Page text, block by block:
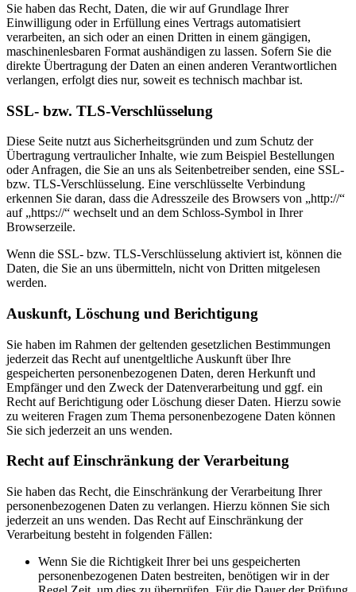
Sie haben das Recht, Daten, die wir auf Grundlage Ihrer
Einwilligung oder in Erfüllung eines Vertrags automatisiert
verarbeiten, an sich oder an einen Dritten in einem gängigen,
maschinenlesbaren Format aushändigen zu lassen. Sofern Sie die
direkte Übertragung der Daten an einen anderen Verantwortlichen
verlangen, erfolgt dies nur, soweit es technisch machbar ist.
SSL- bzw. TLS-Verschlüsselung
Diese Seite nutzt aus Sicherheitsgründen und zum Schutz der
Übertragung vertraulicher Inhalte, wie zum Beispiel Bestellungen
oder Anfragen, die Sie an uns als Seitenbetreiber senden, eine SSL-
bzw. TLS-Verschlüsselung. Eine verschlüsselte Verbindung
erkennen Sie daran, dass die Adresszeile des Browsers von „http://“
auf „https://“ wechselt und an dem Schloss-Symbol in Ihrer
Browserzeile.
Wenn die SSL- bzw. TLS-Verschlüsselung aktiviert ist, können die
Daten, die Sie an uns übermitteln, nicht von Dritten mitgelesen
werden.
Auskunft, Löschung und Berichtigung
Sie haben im Rahmen der geltenden gesetzlichen Bestimmungen
jederzeit das Recht auf unentgeltliche Auskunft über Ihre
gespeicherten personenbezogenen Daten, deren Herkunft und
Empfänger und den Zweck der Datenverarbeitung und ggf. ein
Recht auf Berichtigung oder Löschung dieser Daten. Hierzu sowie
zu weiteren Fragen zum Thema personenbezogene Daten können
Sie sich jederzeit an uns wenden.
Recht auf Einschränkung der Verarbeitung
Sie haben das Recht, die Einschränkung der Verarbeitung Ihrer
personenbezogenen Daten zu verlangen. Hierzu können Sie sich
jederzeit an uns wenden. Das Recht auf Einschränkung der
Verarbeitung besteht in folgenden Fällen:
Wenn Sie die Richtigkeit Ihrer bei uns gespeicherten
personenbezogenen Daten bestreiten, benötigen wir in der